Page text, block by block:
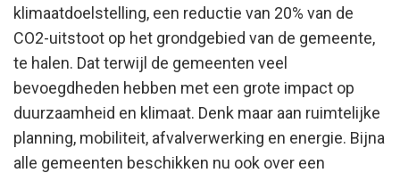
klimaatdoelstelling, een reductie van 20% van de
CO2-uitstoot op het grondgebied van de gemeente,
te halen. Dat terwijl de gemeenten veel
bevoegdheden hebben met een grote impact op
duurzaamheid en klimaat. Denk maar aan ruimtelijke
planning, mobiliteit, afvalverwerking en energie. Bijna
alle gemeenten beschikken nu ook over een